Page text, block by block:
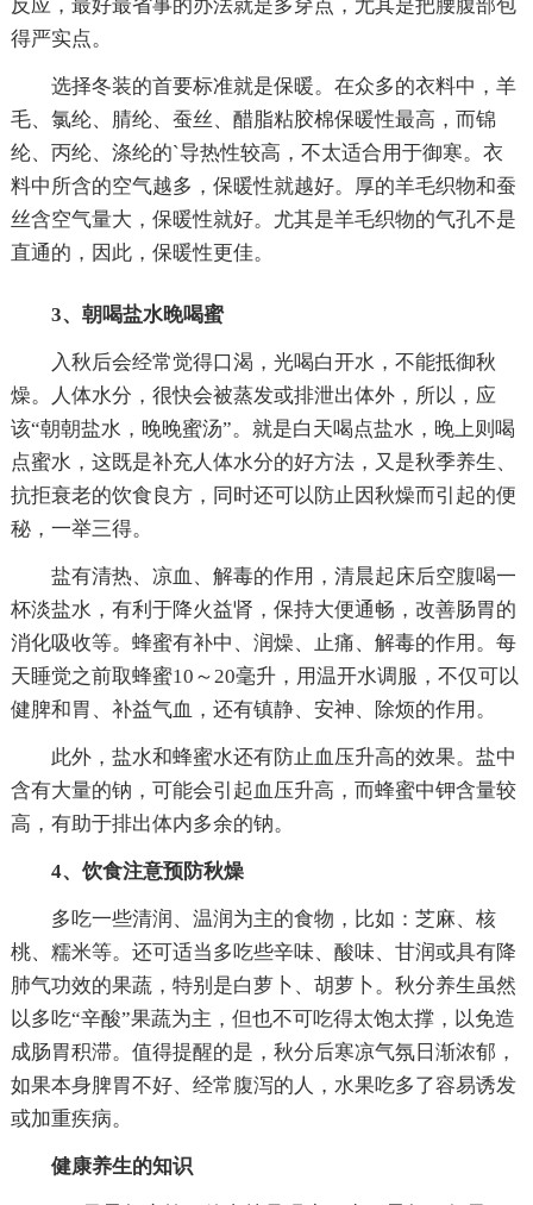
反应，最好最省事的办法就是多穿点，尤其是把腰腹部包
得严实点。
选择冬装的首要标准就是保暖。在众多的衣料中，羊
毛、氯纶、腈纶、蚕丝、醋脂粘胶棉保暖性最高，而锦
纶、丙纶、涤纶的`导热性较高，不太适合用于御寒。衣
料中所含的空气越多，保暖性就越好。厚的羊毛织物和蚕
丝含空气量大，保暖性就好。尤其是羊毛织物的气孔不是
直通的，因此，保暖性更佳。
3、朝喝盐水晚喝蜜
入秋后会经常觉得口渴，光喝白开水，不能抵御秋
燥。人体水分，很快会被蒸发或排泄出体外，所以，应
该“朝朝盐水，晚晚蜜汤”。就是白天喝点盐水，晚上则喝
点蜜水，这既是补充人体水分的好方法，又是秋季养生、
抗拒衰老的饮食良方，同时还可以防止因秋燥而引起的便
秘，一举三得。
盐有清热、凉血、解毒的作用，清晨起床后空腹喝一
杯淡盐水，有利于降火益肾，保持大便通畅，改善肠胃的
消化吸收等。蜂蜜有补中、润燥、止痛、解毒的作用。每
天睡觉之前取蜂蜜10～20毫升，用温开水调服，不仅可以
健脾和胃、补益气血，还有镇静、安神、除烦的作用。
此外，盐水和蜂蜜水还有防止血压升高的效果。盐中
含有大量的钠，可能会引起血压升高，而蜂蜜中钾含量较
高，有助于排出体内多余的钠。
4、饮食注意预防秋燥
多吃一些清润、温润为主的食物，比如：芝麻、核
桃、糯米等。还可适当多吃些辛味、酸味、甘润或具有降
肺气功效的果蔬，特别是白萝卜、胡萝卜。秋分养生虽然
以多吃“辛酸”果蔬为主，但也不可吃得太饱太撑，以免造
成肠胃积滞。值得提醒的是，秋分后寒凉气氛日渐浓郁，
如果本身脾胃不好、经常腹泻的人，水果吃多了容易诱发
或加重疾病。
健康养生的知识